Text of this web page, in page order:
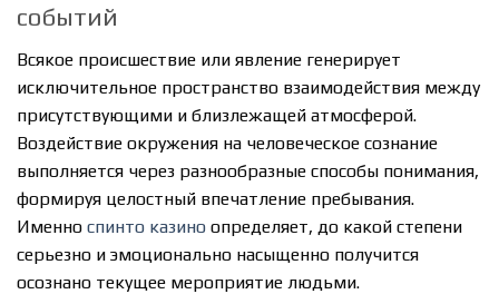
событий
Всякое происшествие или явление генерирует
исключительное пространство взаимодействия между
присутствующими и близлежащей атмосферой.
Воздействие окружения на человеческое сознание
выполняется через разнообразные способы понимания,
формируя целостный впечатление пребывания.
Именно спинто казино определяет, до какой степени
серьезно и эмоционально насыщенно получится
осознано текущее мероприятие людьми.